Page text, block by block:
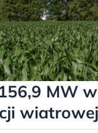
MW
wiatrowej